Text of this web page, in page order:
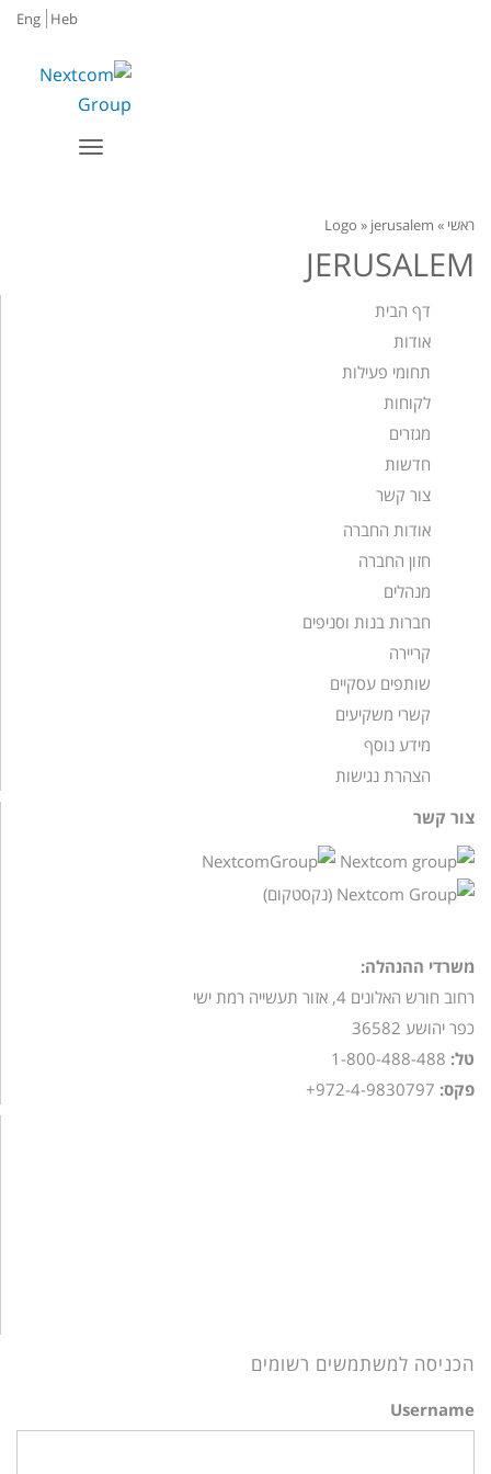
Eng Heb
תפריט
ראשי »
Logo » jerusalem
JERUSALEM
דף הבית
אודות
תחומי פעילות
לקוחות
מגזרים
חדשות
צור קשר
אודות החברה
חזון החברה
מנהלים
חברות בנות וסניפים
קריירה
שותפים עסקיים
קשרי משקיעים
מידע נוסף
הצהרת נגישות
צור קשר
משרדי ההנהלה:
רחוב חורש האלונים 4, אזור תעשייה רמת ישי
כפר יהושע 36582
טל: 1-800-488-488
פקס: 972-4-9830797+
הכניסה למשתמשים רשומים
Username